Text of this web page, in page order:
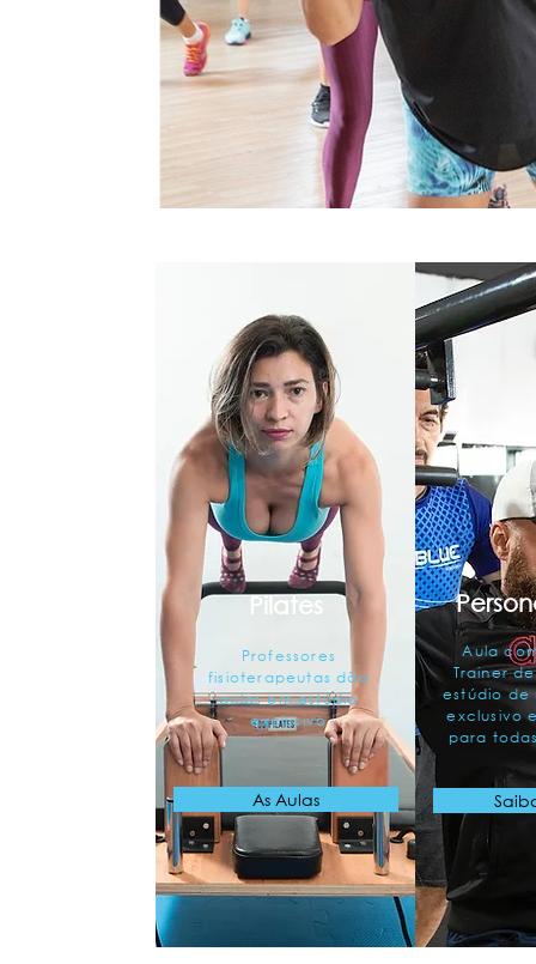
Professores
fisioterapeutas dão
aulas em estúdio
exclusivo
Pilates
As Aulas
Aula
Trainer
estúdio de
exclusivo
para